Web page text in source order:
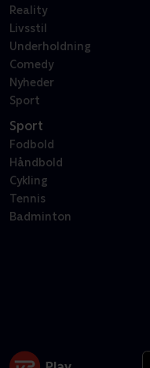
Reality
Livsstil
Underholdning
Comedy
Nyheder
Sport
Sport
Fodbold
Håndbold
Cykling
Tennis
Badminton